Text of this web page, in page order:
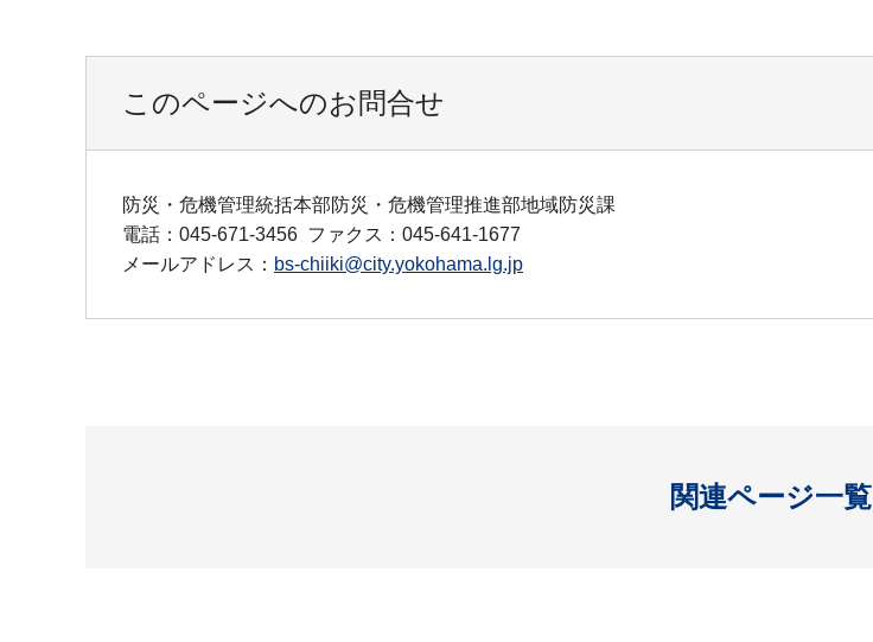
このページへのお問合せ
防災・危機管理統括本部防災・危機管理推進部地域防災課
電話：045-671-3456 ファクス：045-641-1677
メールアドレス： bs-chiiki@city.yokohama.lg.jp
関連ページ一覧
開く